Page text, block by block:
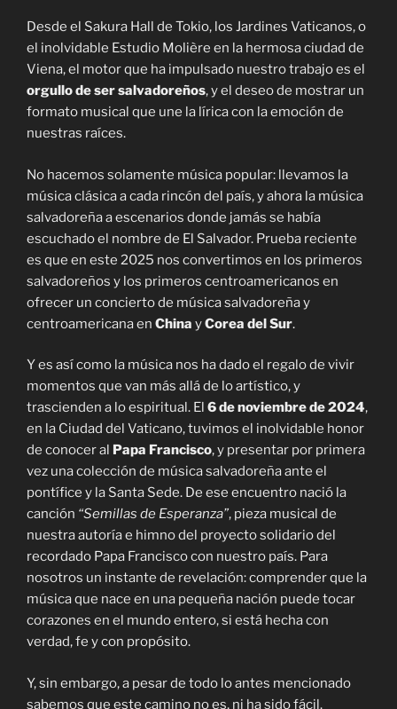
Desde el Sakura Hall de Tokio, los Jardines Vaticanos, o
el inolvidable Estudio Molière en la hermosa ciudad de
Viena, el motor que ha impulsado nuestro trabajo es el
orgullo de ser salvadoreños, y el deseo de mostrar un
formato musical que une la lírica con la emoción de
nuestras raíces.
No hacemos solamente música popular: llevamos la
música clásica a cada rincón del país, y ahora la música
salvadoreña a escenarios donde jamás se había
escuchado el nombre de El Salvador. Prueba reciente
es que en este 2025 nos convertimos en los primeros
salvadoreños y los primeros centroamericanos en
ofrecer un concierto de música salvadoreña y
centroamericana en China yCorea del Sur.
Y es así como la música nos ha dado el regalo de vivir
momentos que van más allá de lo artístico, y
trascienden a lo espiritual. El 6 de noviembre de 2024,
en la Ciudad del Vaticano, tuvimos el inolvidable honor
de conocer al
Papa Francisco, y presentar por primera
vez una colección de música salvadoreña ante el
pontífice y la Santa Sede. De ese encuentro nació la
canción “Semillas de Esperanza”, pieza musical de
nuestra autoría e himno del proyecto solidario del
recordado Papa Francisco con nuestro país. Para
nosotros un instante de revelación: comprender que la
música que nace en una pequeña nación puede tocar
corazones en el mundo entero, si está hecha con
verdad, fe y con propósito.
Y, sin embargo, a pesar de todo lo antes mencionado
sabemos que este camino no es, ni ha sido fácil.